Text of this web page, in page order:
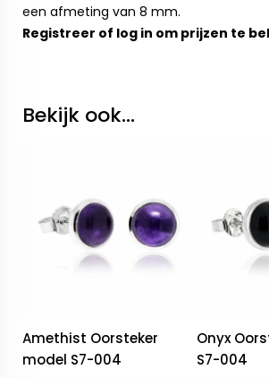
een afmeting van 8 mm.
Registreer of log in om prijzen te
Bekijk ook...
Amethist Oorsteker
model S7-004
Onyx
S7-004